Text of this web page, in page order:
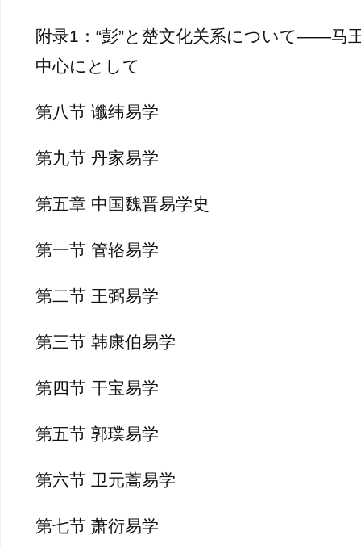
附录1：“彭”と楚文化关系について——马
中心にとして
第八节 谶纬易学
第九节 丹家易学
第五章 中国魏晋易学史
第一节 管辂易学
第二节 王弼易学
第三节 韩康伯易学
第四节 干宝易学
第五节 郭璞易学
第六节 卫元蒿易学
第七节 萧衍易学